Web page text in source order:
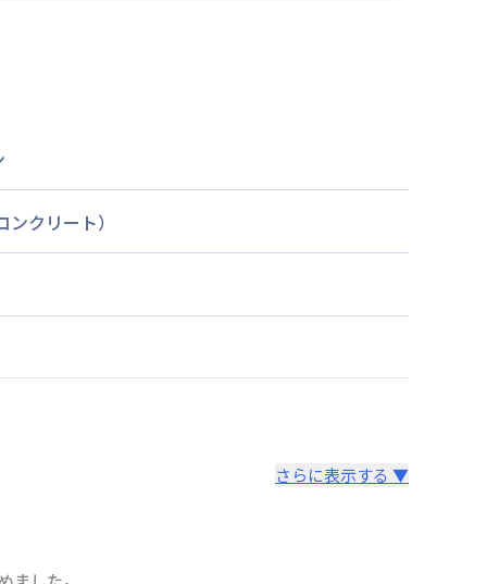
ンクリート）
さらに表示する ▼